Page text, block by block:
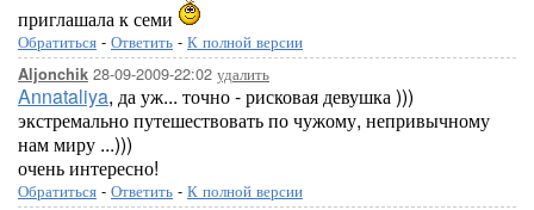
приглашала к семи
Обратиться - Ответить - К полной версии
Aljonchik 28-09-2009-22:02 удалить
Annataliya, да уж... точно - рисковая девушка )))
экстремально путешествовать по чужому, непривычному
нам миру ...)))
очень интересно!
Обратиться - Ответить - К полной версии